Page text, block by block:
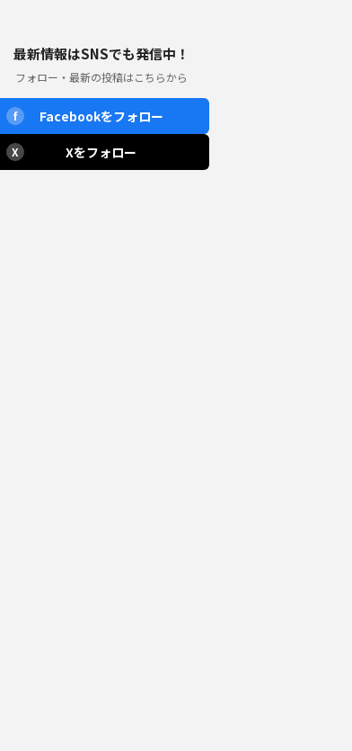
最新情報はSNSでも発信中！
フォロー・最新の投稿はこちらから
f Facebookをフォロー
X Xをフォロー